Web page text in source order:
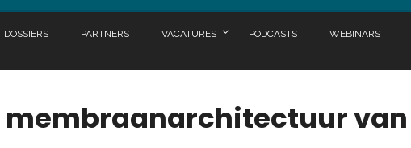
DOSSIERS PARTNERS VACATURES PODCASTS WEBINARS
membraanarchitectuur